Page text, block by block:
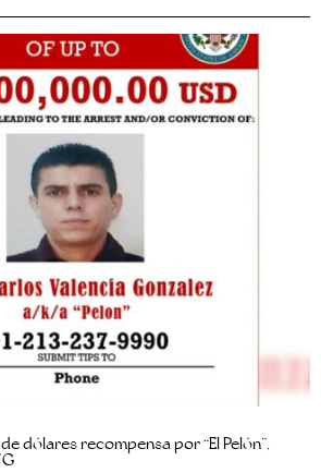
dólares recompensa por “El Pelón”,